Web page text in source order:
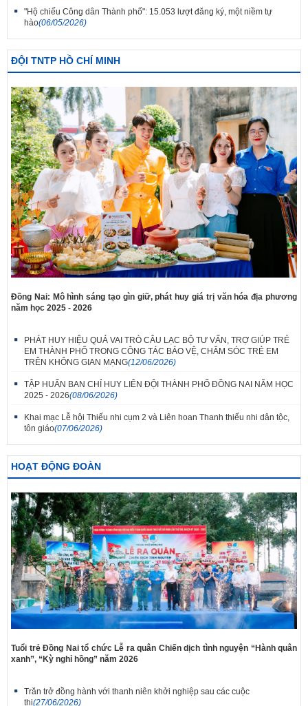
"Hộ chiếu Công dân Thành phố": 15.053 lượt đăng ký, một niềm tự
hào(06/05/2026)
ĐỘI TNTP HỒ CHÍ MINH
Đồng Nai: Mô hình sáng tạo gìn giữ, phát huy giá trị văn hóa địa phương
năm học 2025 - 2026
PHÁT HUY HIỆU QUẢ VAI TRÒ CÂU LẠC BỘ TƯ VẤN, TRỢ GIÚP TRẺ
EM THÀNH PHỐ TRONG CÔNG TÁC BẢO VỆ, CHĂM SÓC TRẺ EM
TRÊN KHÔNG GIAN MẠNG(12/06/2026)
TẬP HUẤN BAN CHỈ HUY LIÊN ĐỘI THÀNH PHỐ ĐỒNG NAI NĂM HỌC
2025 - 2026(08/06/2026)
Khai mạc Lễ hội Thiếu nhi cụm 2 và Liên hoan Thanh thiếu nhi dân tộc,
tôn giáo(07/06/2026)
HOẠT ĐỘNG ĐOÀN
Tuổi trẻ Đồng Nai tổ chức Lễ ra quân Chiến dịch tình nguyện “Hành quân
xanh”, “Kỳ nghỉ hồng” năm 2026
Trăn trở đồng hành với thanh niên khởi nghiệp sau các cuộc
thi(27/06/2026)